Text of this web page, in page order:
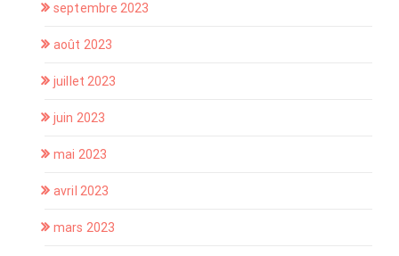
septembre 2023
août 2023
juillet 2023
juin 2023
mai 2023
avril 2023
mars 2023